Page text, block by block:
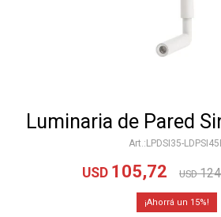
Luminaria de Pared
LPDSI35-
USD 105,72 USD
15